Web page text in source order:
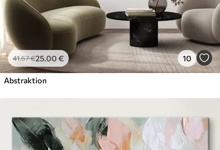
41.67€25.00 € 10
Abstraktion